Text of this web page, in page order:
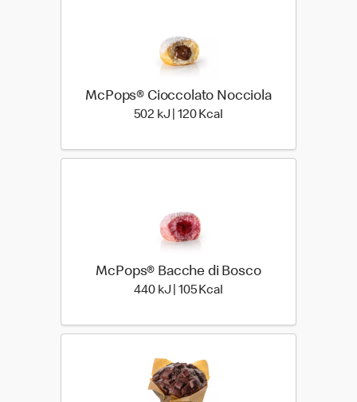
McPops® Cioccolato Nocciola
502 kJ | 120 Kcal
McPops® Bacche di Bosco
440 kJ | 105 Kcal